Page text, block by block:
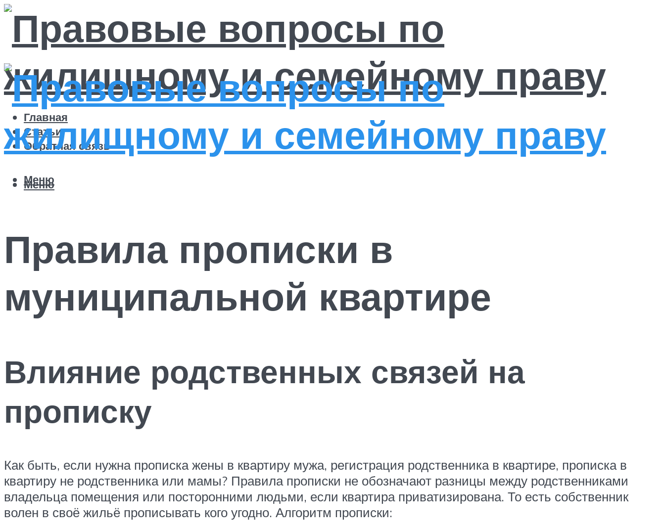
Главная
Статьи
Обратная связь
Меню
Меню
Правила прописки в
муниципальной квартире
Влияние родственных связей на
прописку
Как быть, если нужна прописка жены в квартиру мужа, регистрация родственника в квартире, прописка в
квартиру не родственника или мамы? Правила прописки не обозначают разницы между родственниками
владельца помещения или посторонними людьми, если квартира приватизирована. То есть собственник
волен в своё жильё прописывать кого угодно. Алгоритм прописки: